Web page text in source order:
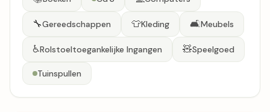
🔧Gereedschappen 👕Kleding 🛋️Meubels
♿Rolstoeltoegankelijke Ingangen 🧸Speelgoed
Tuinspullen